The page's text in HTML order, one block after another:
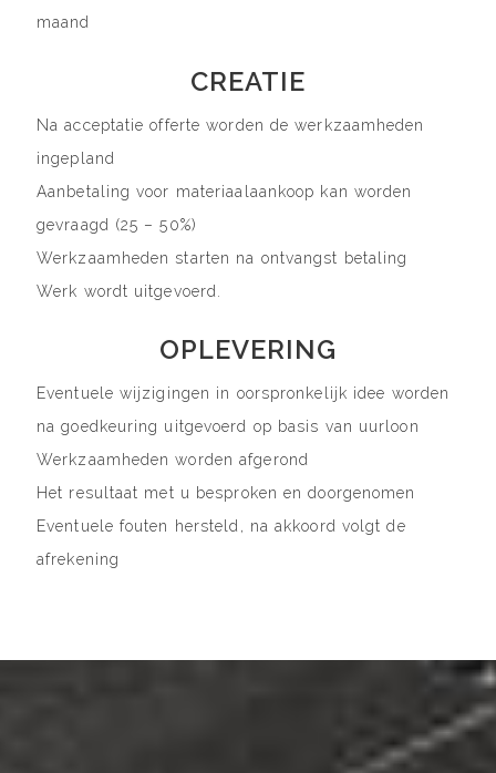
maand
CREATIE
Na acceptatie offerte worden de werkzaamheden
ingepland
Aanbetaling voor materiaalaankoop kan worden
gevraagd (25 – 50%)
Werkzaamheden starten na ontvangst betaling
Werk wordt uitgevoerd.
OPLEVERING
Eventuele wijzigingen in oorspronkelijk idee worden
na goedkeuring uitgevoerd op basis van uurloon
Werkzaamheden worden afgerond
Het resultaat met u besproken en doorgenomen
Eventuele fouten hersteld, na akkoord volgt de
afrekening